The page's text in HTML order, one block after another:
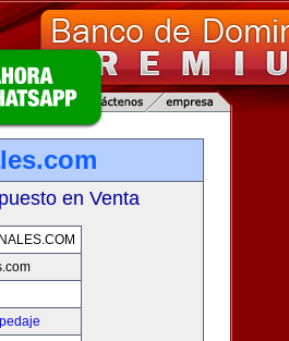
en Venta